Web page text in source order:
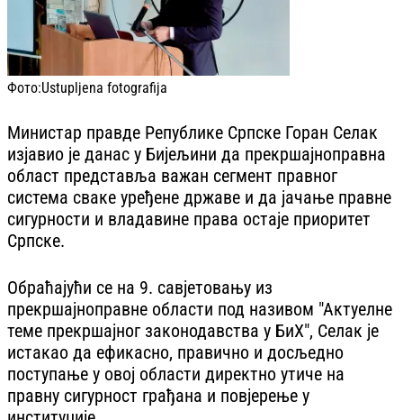
Фото:Ustupljena fotografija
Министар правде Републике Српске Горан Селак
изјавио је данас у Бијељини да прекршајноправна
област представља важан сегмент правног
система сваке уређене државе и да јачање правне
сигурности и владавине права остаје приоритет
Српске.
Обраћајући се на 9. савјетовању из
прекршајноправне области под називом "Актуелне
теме прекршајног законодавства у БиХ", Селак је
истакао да ефикасно, правично и досљедно
поступање у овој области директно утиче на
правну сигурност грађана и повјерење у